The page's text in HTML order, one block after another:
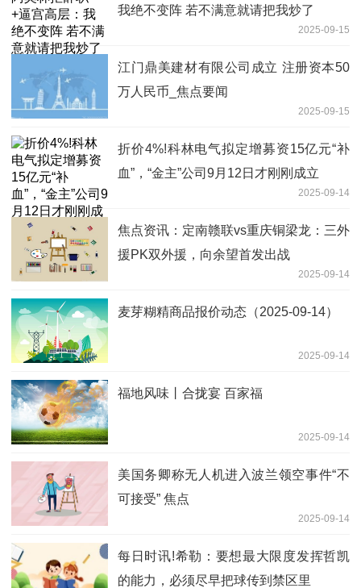
我绝不变阵 若不满意就请把我炒了
2025-09-15
江门鼎美建材有限公司成立 注册资本50
万人民币_焦点要闻
2025-09-15
折价4%!科林电气拟定增募资15亿元“补
血”，“金主”公司9月12日才刚刚成立
2025-09-14
焦点资讯：定南赣联vs重庆铜梁龙：三外
援PK双外援，向余望首发出战
2025-09-14
麦芽糊精商品报价动态（2025-09-14）
2025-09-14
福地风味丨合拢宴 百家福
2025-09-14
美国务卿称无人机进入波兰领空事件“不
可接受” 焦点
2025-09-14
每日时讯!希勒：要想最大限度发挥哲凯
的能力，必须尽早把球传到禁区里